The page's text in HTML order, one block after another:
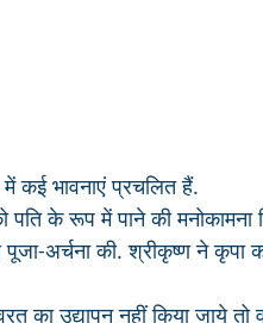
कई भावनाएं प्रचलित हैं.
के रूप में पाने की
पूजा-अर्चना की. श्रीकृष्ण ने
का उद्यापन नहीं किया जाये तो